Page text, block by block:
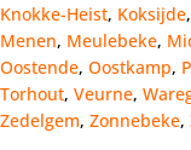
Knokke-Heist, Koksijde,
Menen, Meulebeke,
Oostende, Oostkamp,
Torhout, Veurne,
Zedelgem, Zonnebeke,